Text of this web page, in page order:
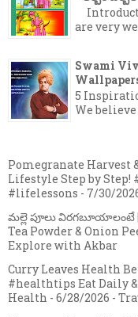
are very
Swami
5
We believe
Pomegranate Harvest
Lifestyle Step by Step!
#lifelessons - 7/30/
మల్లె పూలు విరగబూయాలంటే
Tea Powder & Onion
Explore with Akbar
Curry Leaves Health
#healthtips Eat Daily
Health - 6/28/2026 -